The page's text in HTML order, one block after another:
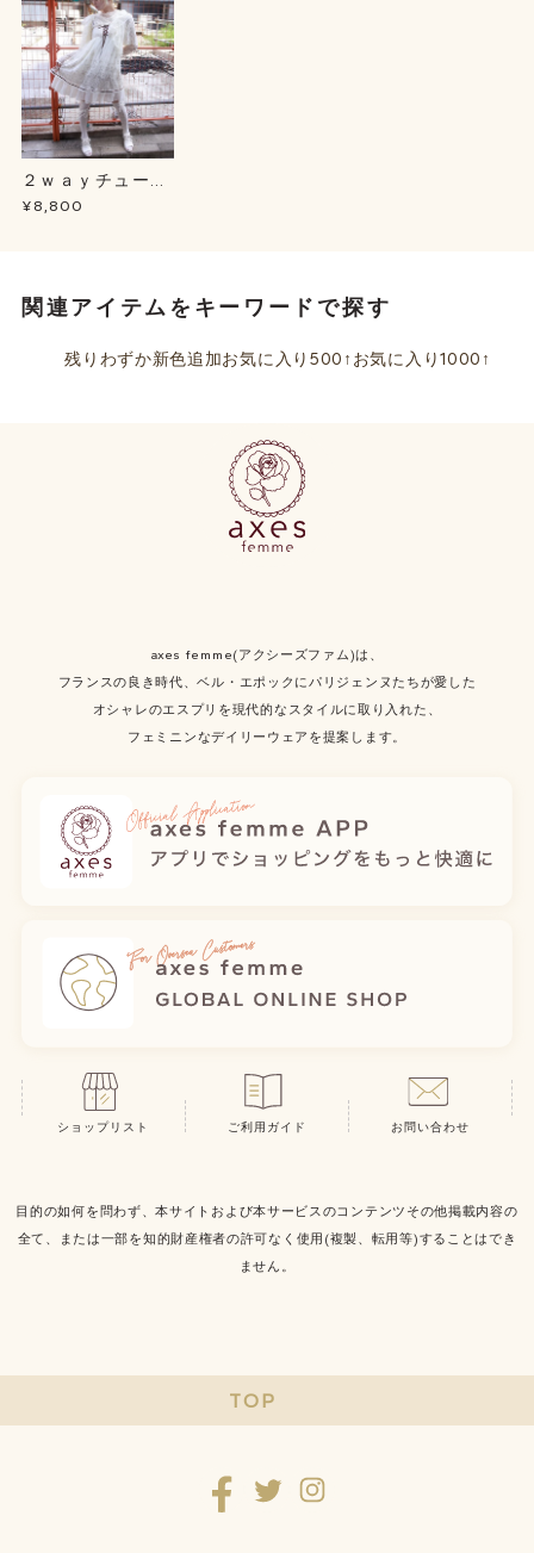
２ｗａｙチュール
チュニック
¥8,800
関連アイテムをキーワードで探す
残りわずか新色追加お気に入り500↑ お気に入り1000↑
axes femme(アクシーズファム)は、
フランスの良き時代、ベル・エポックにパリジェンヌたちが愛した
オシャレのエスプリを現代的なスタイルに取り入れた、
フェミニンなデイリーウェアを提案します。
ショップリスト ご利用ガイド お問い合わせ
目的の如何を問わず、本サイトおよび本サービスのコンテンツその他掲載内容の
全て、または一部を知的財産権者の許可なく使用(複製、転用等)することはでき
ません。
TOP